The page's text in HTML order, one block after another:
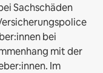
Sachschäden
bei
mit der
Im